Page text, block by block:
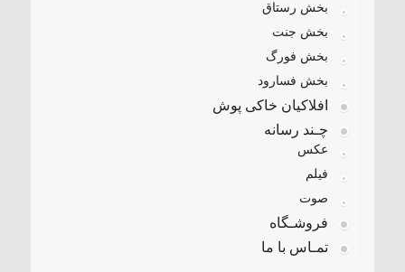
بخش رستاق
بخش جنت
بخش فورگ
بخش فسارود
افلاکیان خاکی پوش
چـند رسانه
عکس
فیلم
صوت
فروشـگاه
تمـاس با ما